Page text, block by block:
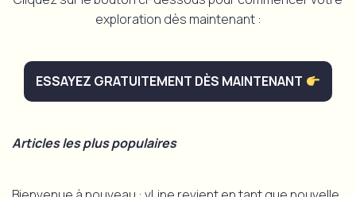
exploration dès maintenant :
ESSAYEZ GRATUITEMENT DÈS MAINTENANT
Articles les plus populaires